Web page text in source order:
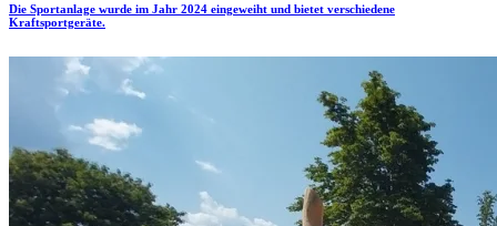
Die Sportanlage wurde im Jahr 2024 eingeweiht und bietet verschiedene
Kraftsportgeräte.